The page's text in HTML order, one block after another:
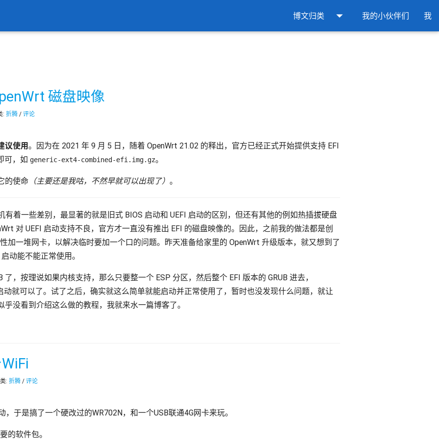
博文归类 arrow_drop_down 我的小伙伴们 我
磁盘映像
: 折腾/ 评论
议使用。因为在 2021 年 9 月 5 日，随着 OpenWrt 21.02 的释出，官方已经正式开始提供支持 EFI
可，如 generic-ext4-combined-efi.img.gz。
的使命（主要还是我咕，不然早就可以出现了） 。
有着一些差别，最显著的就是旧式 BIOS 启动和 UEFI 启动的区别，但还有其他的例如热插拔硬盘
对 UEFI 启动支持不良，官方才一直没有推出 EFI 的磁盘映像的。因此，之前我的做法都是创
加一堆网卡，以解决临时要加一个口的问题。昨天准备给家里的 OpenWrt 升级版本，就又想到了
动能不能正常使用。
了，按理说如果内核支持，那么只要整一个 ESP 分区，然后整个 EFI 版本的 GRUB 进去，
就可以了。试了之后，确实就这么简单就能启动并正常使用了，暂时也没发现什么问题，就让
没看到介绍这么做的教程，我就来水一篇博客了。
: 折腾/ 评论
于是搞了一个硬改过的WR702N，和一个USB联通4G网卡来玩。
的软件包。